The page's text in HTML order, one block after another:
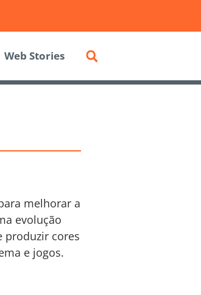
Web Stories
melhorar a
evolução
produzir cores
e jogos.